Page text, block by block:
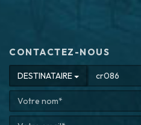
CONTACTEZ-NOUS
DESTINATAIRE